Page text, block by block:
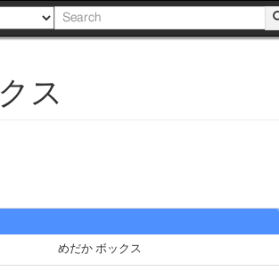
ス
めだか ボックス